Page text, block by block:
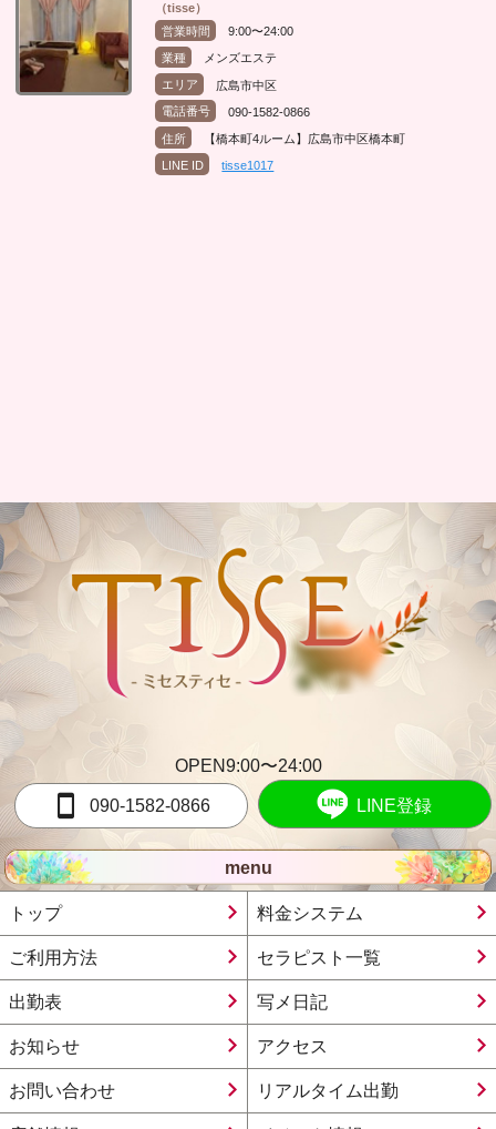
（tisse）
営業時間
9:00〜24:00
業種 メンズエステ
エリア 広島市中区
電話番号 090-1582-0866
住所 【橋本町4ルーム】広島市中区橋本町
LINE ID tisse1017
OPEN9:00〜24:00
090-1582-0866 LINE登録
menu
トップ 料金システム
ご利用方法 セラピスト一覧
出勤表 写メ日記
お知らせ アクセス
お問い合わせ リアルタイム出勤